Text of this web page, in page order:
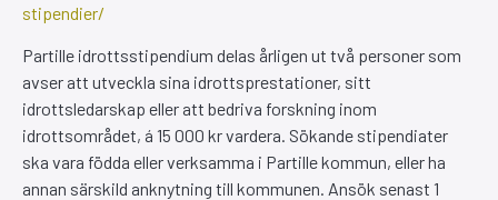
stipendier/
Partille idrottsstipendium delas årligen ut två personer som
avser att utveckla sina idrottsprestationer, sitt
idrottsledarskap eller att bedriva forskning inom
idrottsområdet, á 15 000 kr vardera. Sökande stipendiater
ska vara födda eller verksamma i Partille kommun, eller ha
annan särskild anknytning till kommunen. Ansök senast 1